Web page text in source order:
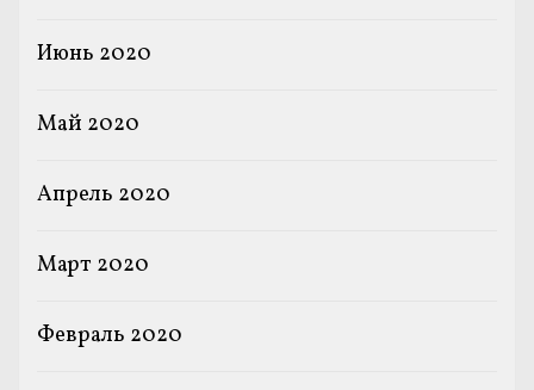
Июнь 2020
Май 2020
Апрель 2020
Март 2020
Февраль 2020